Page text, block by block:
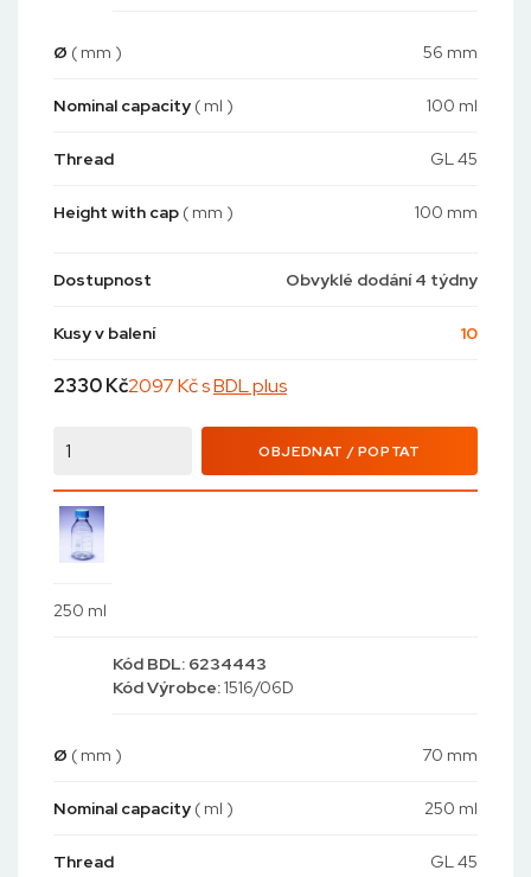
Ø ( mm ) 56 mm
Nominal capacity ( ml ) 100 ml
Thread GL 45
Height with cap ( mm ) 100 mm
Dostupnost Obvyklé dodání 4 týdny
Kusy v balení 10
2330Kč2097 Kč sBDL plus
OBJEDNAT / POPTAT
250 ml
Kód BDL: 6234443
KódVýrobce:1516/06D
Ø ( mm ) 70 mm
Nominal capacity ( ml ) 250 ml
Thread GL 45